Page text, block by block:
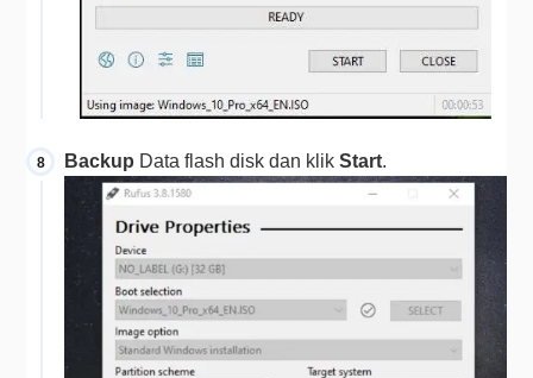
Backup Data flash disk dan klik Start.